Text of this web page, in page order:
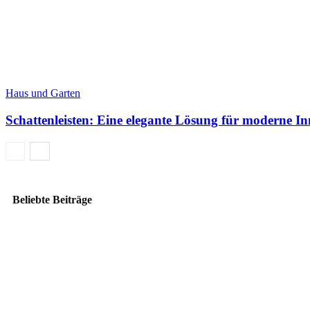
Haus und Garten
Schattenleisten: Eine elegante Lösung für moderne
Beliebte Beiträge